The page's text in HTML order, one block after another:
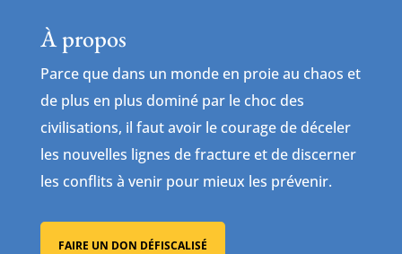
À propos
Parce que dans un monde en proie au chaos et
de plus en plus dominé par le choc des
civilisations, il faut avoir le courage de déceler
les nouvelles lignes de fracture et de discerner
les conflits à venir pour mieux les prévenir.
FAIRE UN DON DÉFISCALISÉ